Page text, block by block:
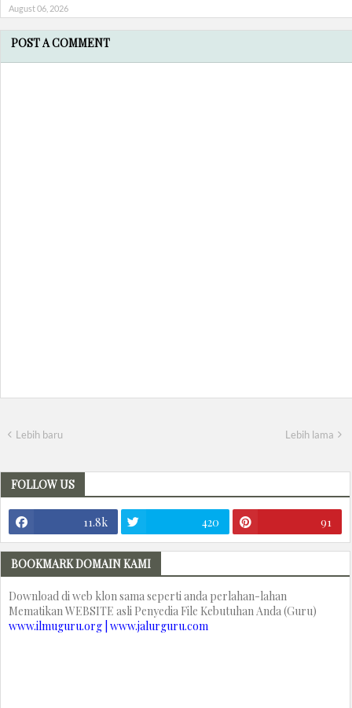
August 06, 2026
POST A COMMENT
Lebih baru Lebih lama
FOLLOW US
11.8k 420 91
BOOKMARK DOMAIN KAMI
Download di web klon sama seperti anda perlahan-lahan
Mematikan WEBSITE asli Penyedia File Kebutuhan Anda (Guru)
www.ilmuguru.org | www.jalurguru.com